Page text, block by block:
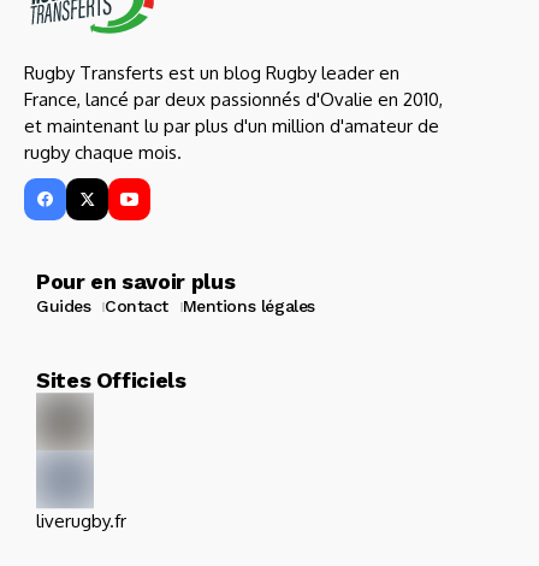
Rugby Transferts est un blog Rugby leader en
France, lancé par deux passionnés d'Ovalie en 2010,
et maintenant lu par plus d'un million d'amateur de
rugby chaque mois.
Pour en savoir plus
Guides Contact Mentions légales
Sites Officiels
liverugby.fr